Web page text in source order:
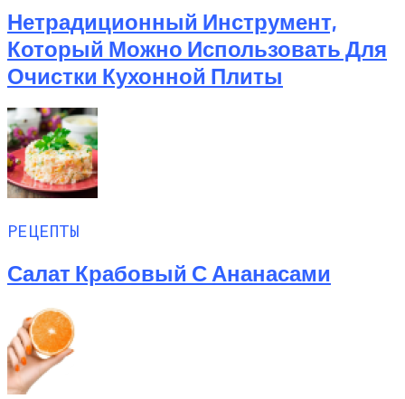
Нетрадиционный Инструмент,
Который Можно Использовать Для
Очистки Кухонной Плиты
РЕЦЕПТЫ
Салат Крабовый С Ананасами